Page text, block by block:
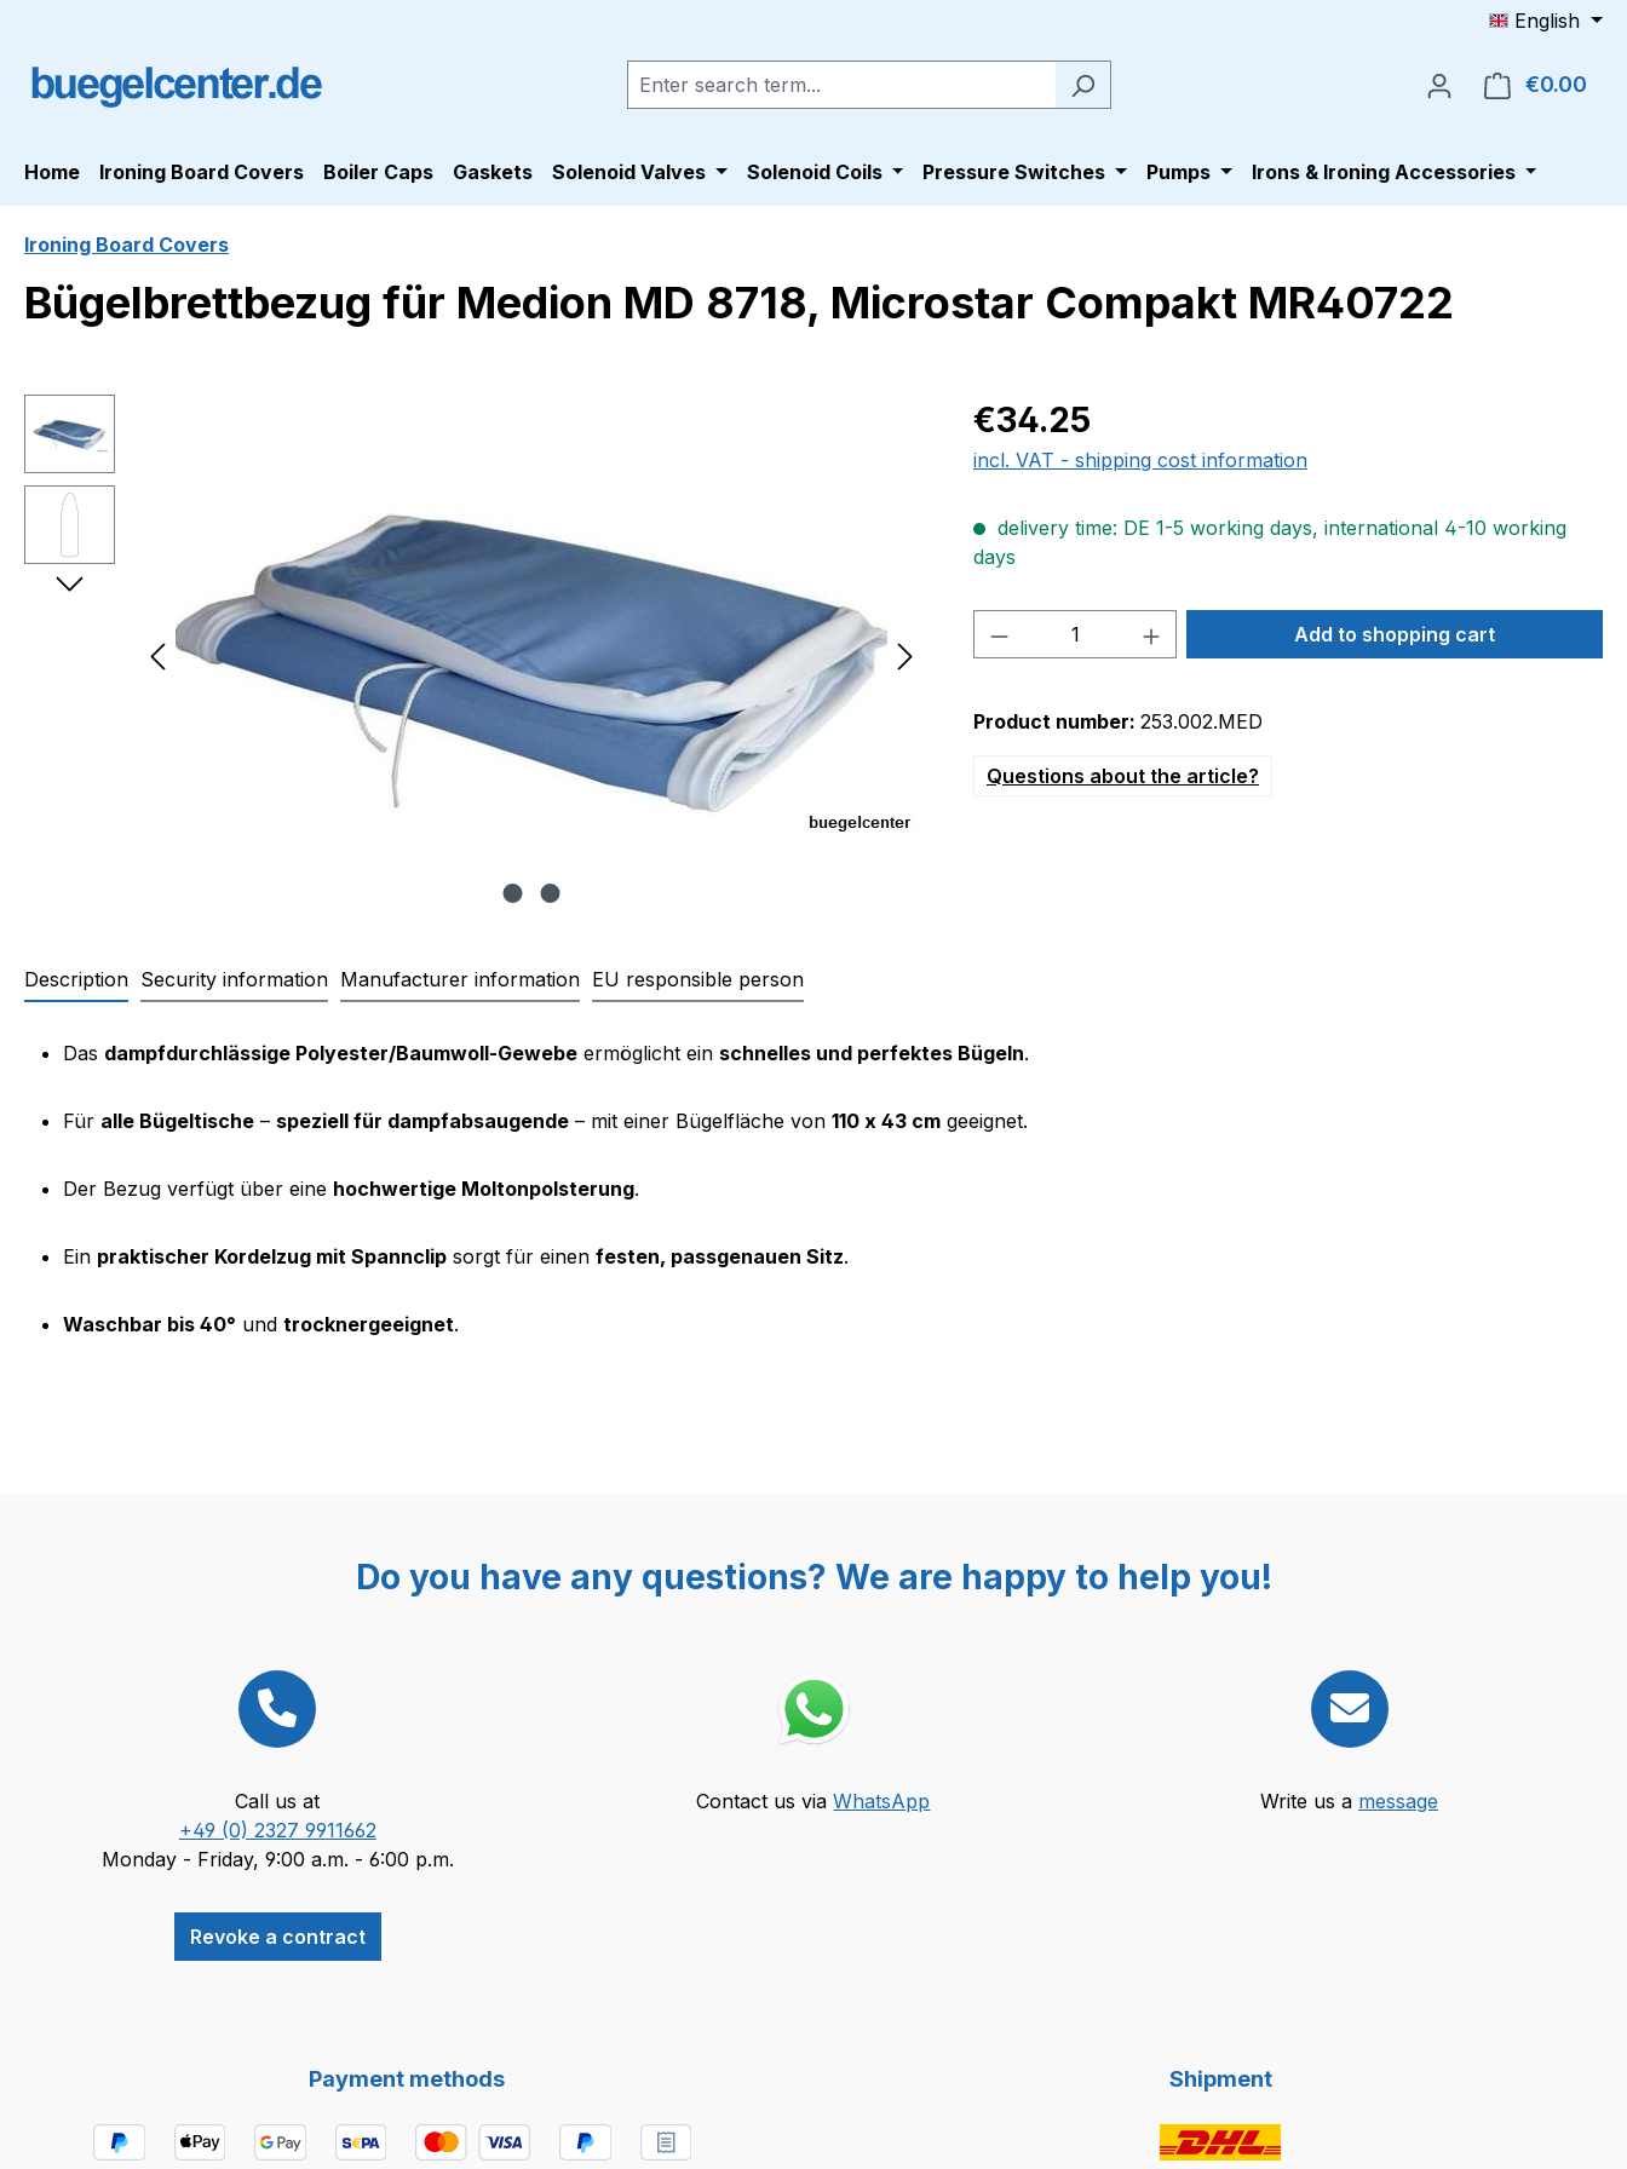
English
€0.00
Home Ironing Board Covers Boiler Caps Gaskets Solenoid Valves Solenoid Coils Pressure Switches Pumps Irons & Ironing Accessories
Ironing Board Covers
Bügelbrettbezug für Medion MD 8718, Microstar Compakt MR40722
Regular price:
€34.25
incl. VAT - shipping cost information
delivery time: DE 1-5 working days, international 4-10 working
days
Product Quantity: Enter the desired amount
Add to shopping cart
Product number: 253.002.MED
Questions about the article?
Description Security information Manufacturer information EU responsible person
Product information "Bügelbrettbezug für Medion MD 8718, Microstar Compakt MR40722"
Das dampfdurchlässige Polyester/Baumwoll-Gewebe ermöglicht ein schnelles und perfektes Bügeln.
Für alle Bügeltische – speziell für dampfabsaugende – mit einer Bügelfläche von 110 x 43 cm geeignet.
Der Bezug verfügt über eine hochwertige Moltonpolsterung.
Ein praktischer Kordelzug mit Spannclip sorgt für einen festen, passgenauen Sitz.
Waschbar bis 40° und trocknergeeignet.
Do you have any questions? We are happy to help you!
Call us at
+49 (0) 2327 9911662
Monday - Friday, 9:00 a.m. - 6:00 p.m.
Revoke a contract
Contact us viaWhatsApp Write us a message
Payment methods Shipment